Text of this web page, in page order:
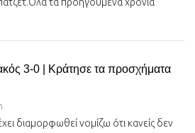
3-0 | Κράτησε τα προσχήματα
διαμορφωθεί νομίζω ότι κανείς δεν